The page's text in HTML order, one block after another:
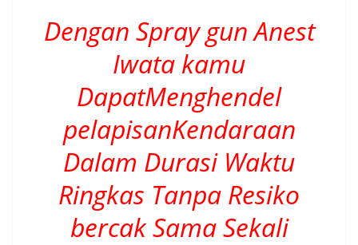
Dengan Spray gun Anest
Iwata kamu
DapatMenghendel
pelapisanKendaraan
Dalam Durasi Waktu
Ringkas Tanpa Resiko
bercak Sama Sekali